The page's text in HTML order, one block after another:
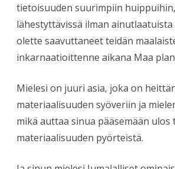
tietoisuuden suurimpiin
lähestyttävissä ilman
olette saavuttaneet teidän
inkarnaatioittenne aikana Maa
Mielesi on juuri asia, joka on
materiaalisuuden syöveriin ja
mikä auttaa sinua pääsemään ulos
materiaalisuuden pyörteistä.